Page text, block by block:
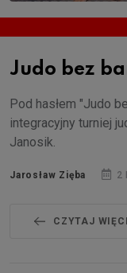
Judo bez
Pod hasłem "Judo
integracyjny turniej
Janosik.
Jarosław Zięba 2
CZYTAJ